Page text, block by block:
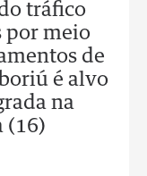
tráfico
por meio
de
é alvo
na
(16)